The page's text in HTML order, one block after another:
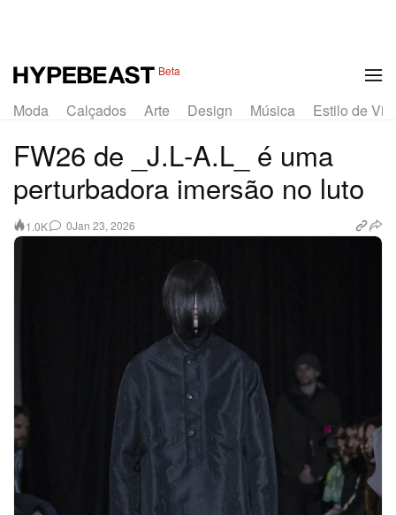
Beta
Moda Calçados Arte Design Música Estilo de
FW26 de _J.L‑A.L_ é uma
perturbadora imersão no luto
1.0K 0Jan 23, 2026